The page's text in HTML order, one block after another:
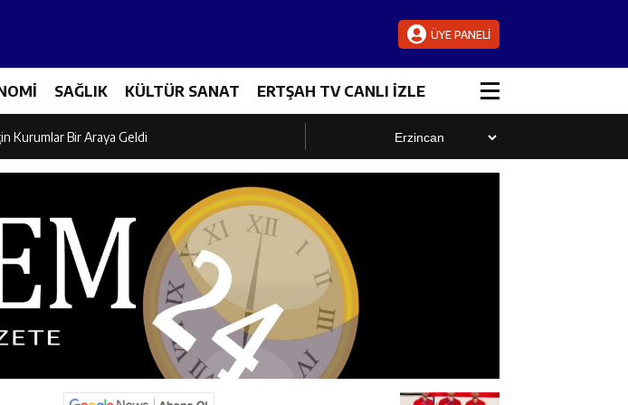
ÜYE PANELİ
SAĞLIK KÜLTÜR SANAT ERTŞAH TV CANLI İZLE
Oldu
Kurumlar Bir Araya Geldi
Hamza Aydoğdu’ya Ziyaret